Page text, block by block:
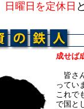
日曜日を定休日
成せば
皆さ
ってい
これで
で国と